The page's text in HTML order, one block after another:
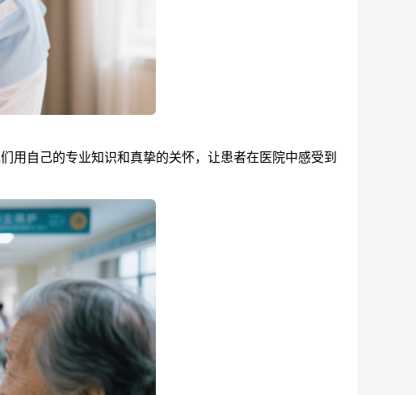
自己的专业知识和真挚的关怀，让患者在医院中感受到